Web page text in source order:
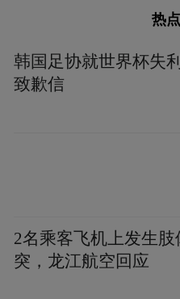
热
韩国足协就世界杯失
致歉信
2名乘客飞机上发生肢
突，龙江航空回应